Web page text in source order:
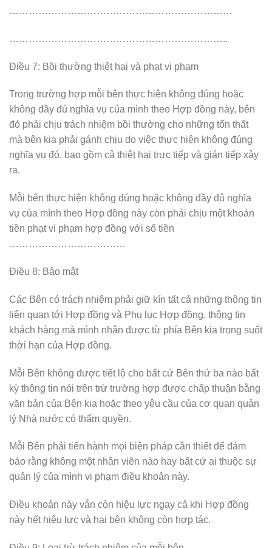
……………………………………………………………
…………………………………………………………..
Điều 7: Bồi thường thiệt hại và phạt vi phạm
Trong trường hợp mỗi bên thực hiện không đúng hoặc
không đầy đủ nghĩa vụ của mình theo Hợp đồng này, bên
đó phải chịu trách nhiệm bồi thường cho những tổn thất
mà bên kia phải gánh chịu do việc thực hiện không đúng
nghĩa vụ đó, bao gồm cả thiệt hại trực tiếp và gián tiếp xảy
ra.
Mỗi bên thực hiện không đúng hoặc không đầy đủ nghĩa
vụ của mình theo Hợp đồng này còn phải chịu một khoản
tiền phạt vi phạm hợp đồng với số tiền
………………………………
Điều 8: Bảo mật
Các Bên có trách nhiệm phải giữ kín tất cả những thông tin
liên quan tới Hợp đồng và Phụ lục Hợp đồng, thông tin
khách hàng mà mình nhận được từ phía Bên kia trong suốt
thời hạn của Hợp đồng.
Mỗi Bên không được tiết lộ cho bất cứ Bên thứ ba nào bất
kỳ thông tin nói trên trừ trường hợp được chấp thuận bằng
văn bản của Bên kia hoặc theo yêu cầu của cơ quan quản
lý Nhà nước có thẩm quyền.
Mỗi Bên phải tiến hành mọi biện pháp cần thiết để đảm
bảo rằng không một nhân viên nào hay bất cứ ai thuộc sự
quản lý của mình vi phạm điều khoản này.
Điều khoản này vẫn còn hiệu lực ngay cả khi Hợp đồng
này hết hiệu lực và hai bên không còn hợp tác.